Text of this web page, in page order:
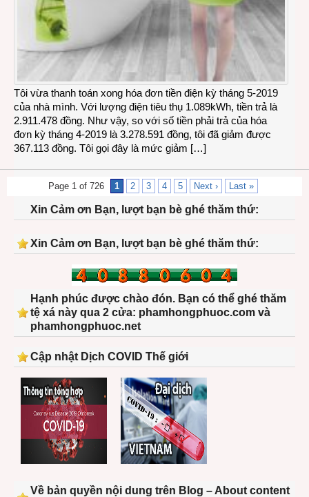
Tôi vừa thanh toán xong hóa đơn tiền điện kỳ tháng 5-2019
của nhà mình. Với lượng điện tiêu thụ 1.089kWh, tiền trả là
2.911.478 đồng. Như vậy, so với số tiền phải trả của hóa
đơn kỳ tháng 4-2019 là 3.278.591 đồng, tôi đã giảm được
367.113 đồng. Tôi gọi đây là mức giảm […]
Page 1 of 726 1 2 3 4 5 Next › Last »
Xin Cảm ơn Bạn, lượt bạn bè ghé thăm thứ:
Xin Cảm ơn Bạn, lượt bạn bè ghé thăm thứ:
Hạnh phúc được chào đón. Bạn có thể ghé thăm
tệ xá này qua 2 cửa: phamhongphuoc.com và
phamhongphuoc.net
Cập nhật Dịch COVID Thế giới
Về bản quyền nội dung trên Blog – About content